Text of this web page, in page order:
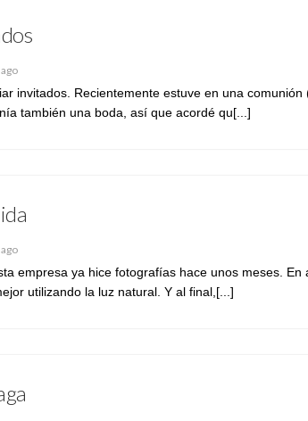
invitados. Recientemente estuve en una comunión
también una boda, así que acordé qu[...]
empresa ya hice fotografías hace unos meses. En
utilizando la luz natural. Y al final,[...]